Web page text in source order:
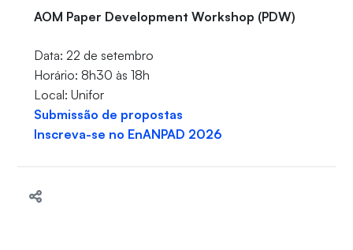
AOM Paper Development Workshop (PDW)
Data: 22 de setembro
Horário: 8h30 às 18h
Local: Unifor
Submissão de propostas
Inscreva-se no EnANPAD 2026